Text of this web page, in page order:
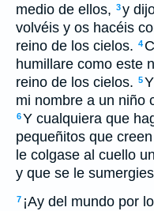
medio de ellos, 3y
volvéis y os hacéis
reino de los cielos. 4
humillare como este
reino de los cielos. 5
mi nombre a un niño
6Y cualquiera que
pequeñitos que
le colgase al cuello
y que se le
7 ¡Ay del mundo por